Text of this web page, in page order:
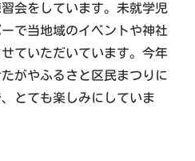
会をしています。未就学児
で当地域のイベントや神社
ていただいています。今年
がやふるさと区民まつりに
とても楽しみにしていま